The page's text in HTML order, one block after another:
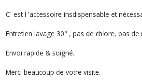
C' est l 'accessoire insdispensable et
Entretien lavage 30° , pas de chlore, pas
Envoi rapide & soigné.
Merci beaucoup de votre visite.